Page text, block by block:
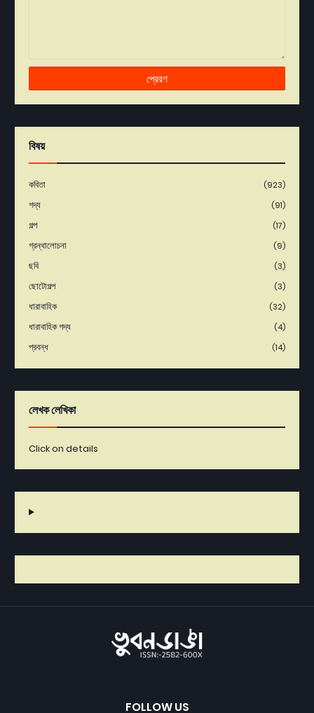
বিষয়
কবিতা (923)
গদ্য (91)
গল্প (17)
গ্রন্থালোচনা (9)
ছবি (3)
ছোটোগল্প (3)
ধারাবাহিক (32)
ধারাবাহিক গদ্য (4)
প্রবন্ধ (14)
লেখক লেখিকা
Click on details
FOLLOW US